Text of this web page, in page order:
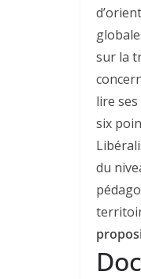
sur la
lire
six
du